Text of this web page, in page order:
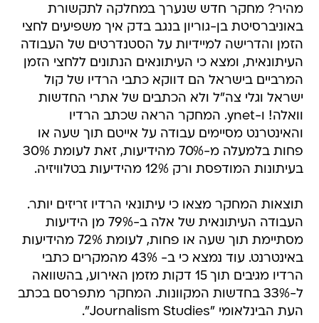
מהיר? מחקר חדש שנערך במחלקה לתקשורת
באוניברסיטת בן-גוריון בנגב בדק איך משפיעים לחצי
הזמן והדרישה למיידיות על הסטנדרטים של העבודה
העיתונאית, ומצא כי העיתונאים הנתונים ללחצי הזמן
המרביים בישראל הם דווקא כתבי הרדיו של קול
ישראל וגלי צה"ל ולא הכתבים של אתרי החדשות
וואלה! ו-ynet. המחקר הראה שכתב הרדיו
והאינטרנט מסיימים עבודה על אייטם תוך שעה או
פחות בלמעלה מ-70% מהידיעות, זאת לעומת 30%
בעיתונות המודפסת ורק 12% מהידיעות בטלוויזיה.
תוצאות המחקר מצאו כי עיתונאי הרדיו זריזים יותר.
העבודה העיתונאית של אלה ב-79% מן הידיעות
מסתיימת תוך שעה או פחות, לעומת 72% מהידיעות
באינטרנט. עוד נמצא כי ב- 43% מהמקרים כתבי
הרדיו מגיבים תוך 15 דקות מזמן האירוע, בהשוואה
ל-33% בחדשות המקוונות. המחקר מתפרסם בכתב
העת הבינלאומי "Journalism Studies".